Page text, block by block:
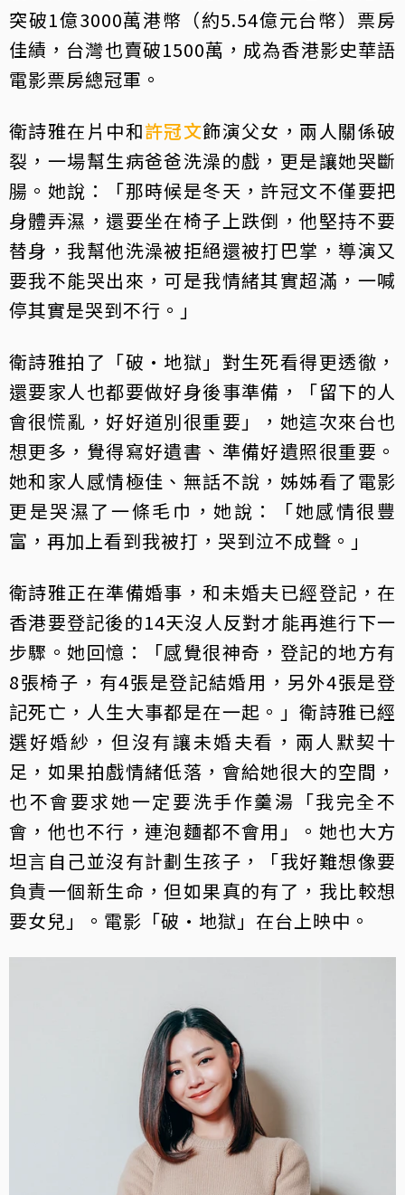
突破1億3000萬港幣（約5.54億元台幣）票房
佳績，台灣也賣破1500萬，成為香港影史華語
電影票房總冠軍。
衛詩雅在片中和許冠文飾演父女，兩人關係破
裂，一場幫生病爸爸洗澡的戲，更是讓她哭斷
腸。她說：「那時候是冬天，許冠文不僅要把
身體弄濕，還要坐在椅子上跌倒，他堅持不要
替身，我幫他洗澡被拒絕還被打巴掌，導演又
要我不能哭出來，可是我情緒其實超滿，一喊
停其實是哭到不行。」
衛詩雅拍了「破·地獄」對生死看得更透徹，
還要家人也都要做好身後事準備，「留下的人
會很慌亂，好好道別很重要」，她這次來台也
想更多，覺得寫好遺書、準備好遺照很重要。
她和家人感情極佳、無話不說，姊姊看了電影
更是哭濕了一條毛巾，她說：「她感情很豐
富，再加上看到我被打，哭到泣不成聲。」
衛詩雅正在準備婚事，和未婚夫已經登記，在
香港要登記後的14天沒人反對才能再進行下一
步驟。她回憶：「感覺很神奇，登記的地方有
8張椅子，有4張是登記結婚用，另外4張是登
記死亡，人生大事都是在一起。」衛詩雅已經
選好婚紗，但沒有讓未婚夫看，兩人默契十
足，如果拍戲情緒低落，會給她很大的空間，
也不會要求她一定要洗手作羹湯「我完全不
會，他也不行，連泡麵都不會用」。她也大方
坦言自己並沒有計劃生孩子，「我好難想像要
負責一個新生命，但如果真的有了，我比較想
要女兒」。電影「破·地獄」在台上映中。